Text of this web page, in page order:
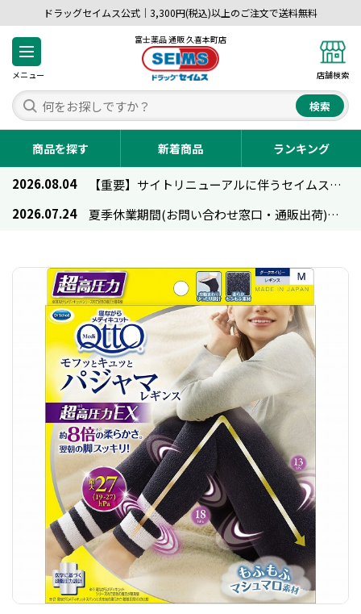
ドラッグセイムス公式｜3,300円(税込)以上のご注文で送料無料
メニュー
富士薬品 通販 久喜本町店
店舗検索
検索
商品を探す 新着商品 ランキング
2026.08.04
【重要】サイトリニューアルに伴うセイムス通販のご利用について
2026.07.24
夏季休業期間(お問い合わせ窓口・通販出荷)のお知らせ